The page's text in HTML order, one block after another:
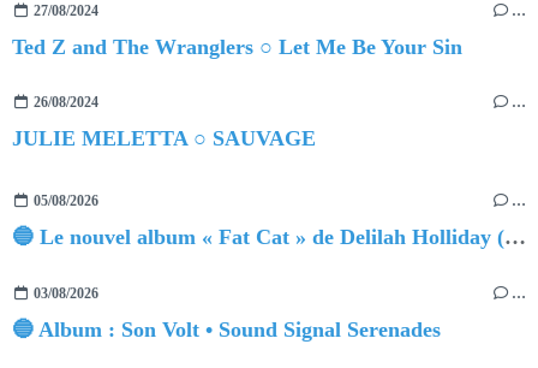
27/08/2024 …
Ted Z and The Wranglers ○ Let Me Be Your Sin
26/08/2024 …
JULIE MELETTA ○ SAUVAGE
05/08/2026 …
🔵 Le nouvel album « Fat Cat » de Delilah Holliday (sortie le 30 Octobre 2026)
03/08/2026 …
🔵 Album : Son Volt • Sound Signal Serenades